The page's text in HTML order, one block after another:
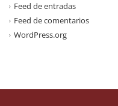
Feed de entradas
Feed de comentarios
WordPress.org